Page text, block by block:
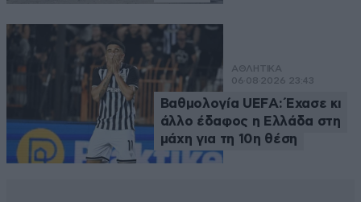
ΑΘΛΗΤΙΚΑ
06·08·2026 23:43
Βαθμολογία UEFA: Έχασε κι
άλλο έδαφος η Ελλάδα στη
μάχη για τη 10η θέση